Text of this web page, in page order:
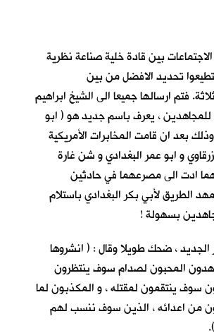
بين قادة خلية صناعة نظرية
تحديد الافضل من بين
فتم ارسالها جميعا الى الشيخ ابراهيم
للمجاهدين ، يعرف باسم جديد هو ( ابو
بعد ان قامت المخابرات الأمريكية
و ابو عمر البغدادي و شن غارة
ادت الى مصرعهما في حادثين
الطريق لأبي بكر البغدادي باستلام
بسهولة !
الجديد ، ضحك طويلا وقال : ( انشروها
المحبون لصدام سوف ينتظرون
سوف ينتقمون لمقتله ، و المكذبون لما
من اعدائه ، الذين سوف ننسب لهم